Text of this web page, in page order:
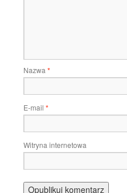
Nazwa *
E-mail *
Witryna internetowa